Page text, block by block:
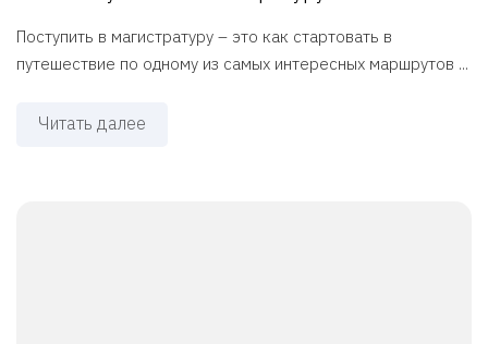
Поступить в магистратуру – это как стартовать в
путешествие по одному из самых интересных маршрутов ...
Читать далее